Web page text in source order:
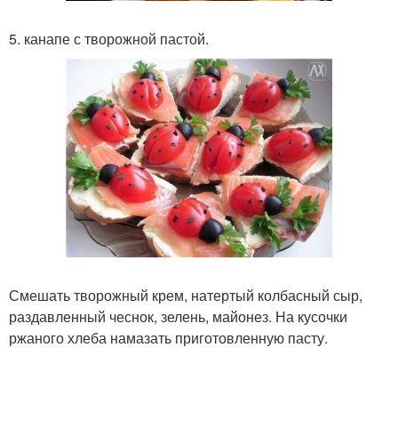
5. канапе с творожной пастой.
Смешать творожный крем, натертый колбасный сыр,
раздавленный чеснок, зелень, майонез. На кусочки
ржаного хлеба намазать приготовленную пасту.